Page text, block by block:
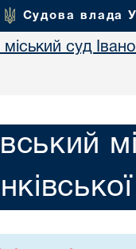
Судова влада
суд